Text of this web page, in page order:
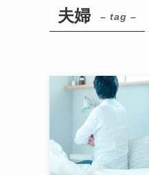
夫婦 – tag –